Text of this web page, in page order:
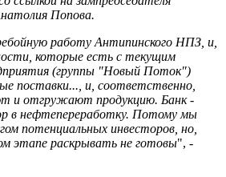
Попова.
работу Антипинского НПЗ, и,
которые есть с текущим
(группы "Новый Поток")
поставки..., и, соответственно,
и отгружают продукцию. Банк -
в нефтепереработку. Потому мы
потенциальных инвесторов, но,
этапе раскрывать не готовы", -